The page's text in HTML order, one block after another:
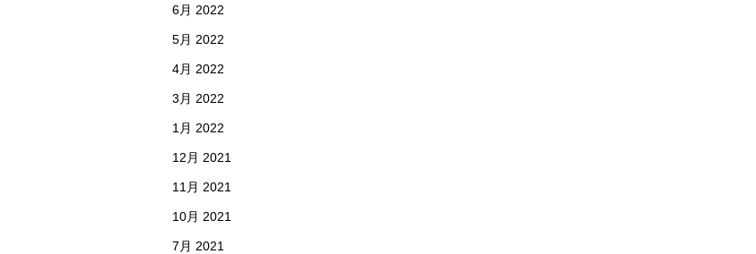
6月 2022
5月 2022
4月 2022
3月 2022
1月 2022
12月 2021
11月 2021
10月 2021
7月 2021